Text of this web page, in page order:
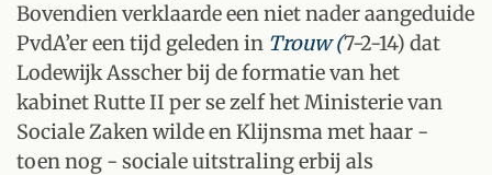
Bovendien verklaarde een niet nader aangeduide
PvdA’er een tijd geleden in Trouw (7-2-14) dat
Lodewijk Asscher bij de formatie van het
kabinet Rutte II per se zelf het Ministerie van
Sociale Zaken wilde en Klijnsma met haar -
toen nog - sociale uitstraling erbij als